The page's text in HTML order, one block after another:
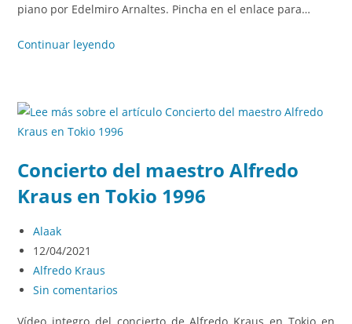
piano por Edelmiro Arnaltes. Pincha en el enlace para…
Continuar leyendo
Concierto del maestro Alfredo
Kraus en Tokio 1996
Alaak
12/04/2021
Alfredo Kraus
Sin comentarios